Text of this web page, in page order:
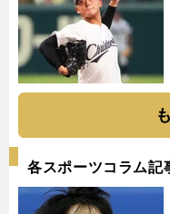
各スポーツコラム記